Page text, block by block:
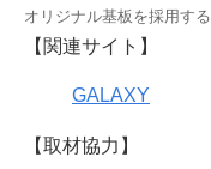
オリジナル基板を採用する
【関連サイト】
GALAXY
【取材協力】